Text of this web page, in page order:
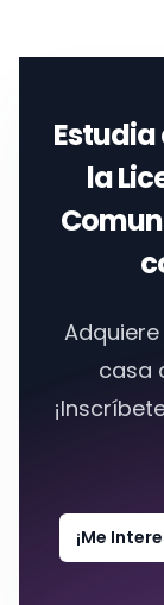
Estudia
la
casa
¡Me